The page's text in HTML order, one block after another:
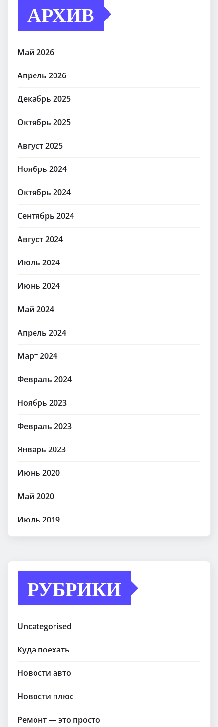
АРХИВ
Май 2026
Апрель 2026
Декабрь 2025
Октябрь 2025
Август 2025
Ноябрь 2024
Октябрь 2024
Сентябрь 2024
Август 2024
Июль 2024
Июнь 2024
Май 2024
Апрель 2024
Март 2024
Февраль 2024
Ноябрь 2023
Февраль 2023
Январь 2023
Июнь 2020
Май 2020
Июль 2019
РУБРИКИ
Uncategorised
Куда поехать
Новости авто
Новости плюс
Ремонт — это просто